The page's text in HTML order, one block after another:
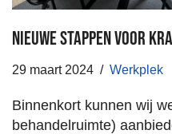
Nieuwe stappen voor
29 maart 2024 Werkplek
Binnenkort kunnen wij
behandelruimte)